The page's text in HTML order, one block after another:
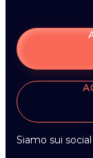
Siamo sui